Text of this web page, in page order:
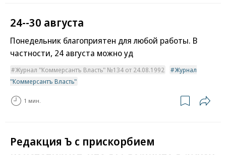
24--30 августа
Понедельник благоприятен для любой работы. В
частности, 24 августа можно уд
Журнал "Коммерсантъ Власть" №134 от 24.08.1992
Журнал
"Коммерсантъ Власть"
1 мин.
Редакция Ъ с прискорбием